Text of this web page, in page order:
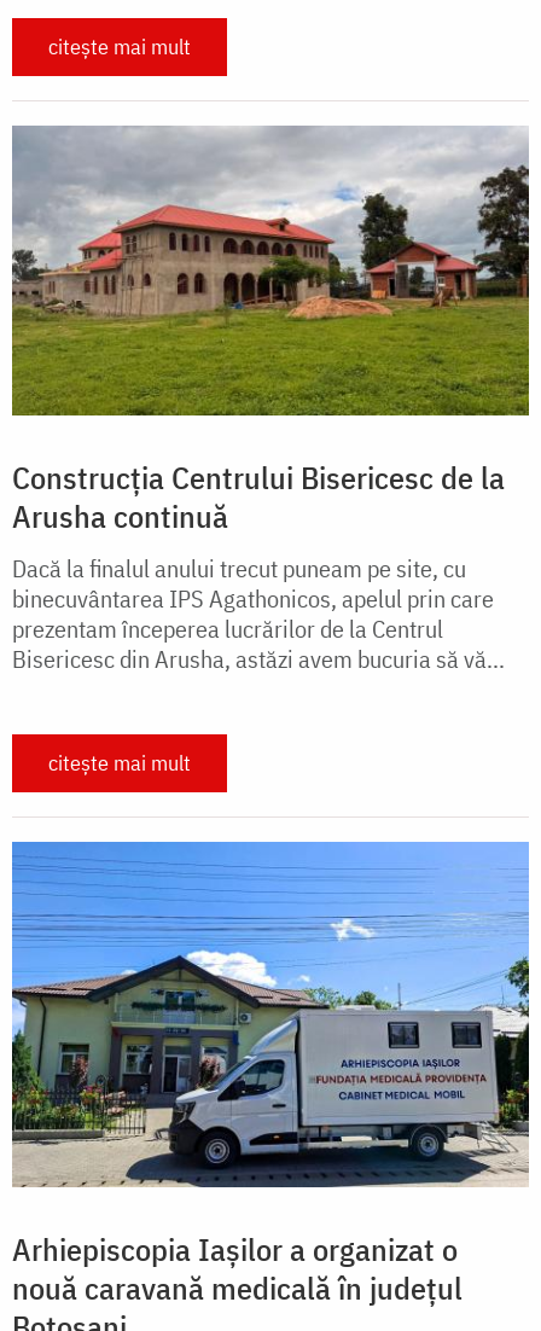
citește mai mult
Construcția Centrului Bisericesc de la
Arusha continuă
Dacă la finalul anului trecut puneam pe site, cu
binecuvântarea IPS Agathonicos, apelul prin care
prezentam începerea lucrărilor de la Centrul
Bisericesc din Arusha, astăzi avem bucuria să vă...
citește mai mult
Arhiepiscopia Iașilor a organizat o
nouă caravană medicală în județul